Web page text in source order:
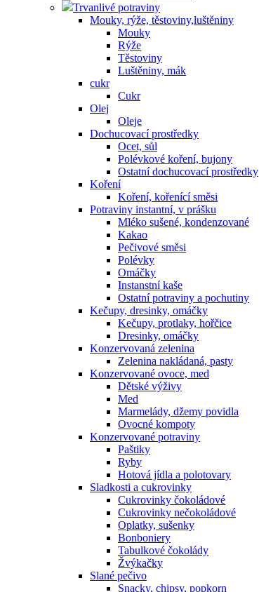
Trvanlivé potraviny
Mouky, rýže, těstoviny,luštěniny
Mouky
Rýže
Těstoviny
Luštěniny, mák
cukr
Cukr
Olej
Oleje
Dochucovací prostředky
Ocet, sůl
Polévkové koření, bujony
Ostatní dochucovací prostředky
Koření
Koření, kořenící směsi
Potraviny instantní, v prášku
Mléko sušené, kondenzované
Kakao
Pečivové směsi
Polévky
Omáčky
Instanstní kaše
Ostatní potraviny a pochutiny
Kečupy, dresinky, omáčky
Kečupy, protlaky, hořčice
Dresinky, omáčky
Konzervovaná zelenina
Zelenina nakládaná, pasty
Konzervované ovoce, med
Dětské výživy
Med
Marmelády, džemy povidla
Ovocné kompoty
Konzervované potraviny
Paštiky
Ryby
Hotová jídla a polotovary
Sladkosti a cukrovinky
Cukrovinky čokoládové
Cukrovinky nečokoládové
Oplatky, sušenky
Bonboniery
Tabulkové čokolády
Žvýkačky
Slané pečivo
Snacky, chipsy, popkorn